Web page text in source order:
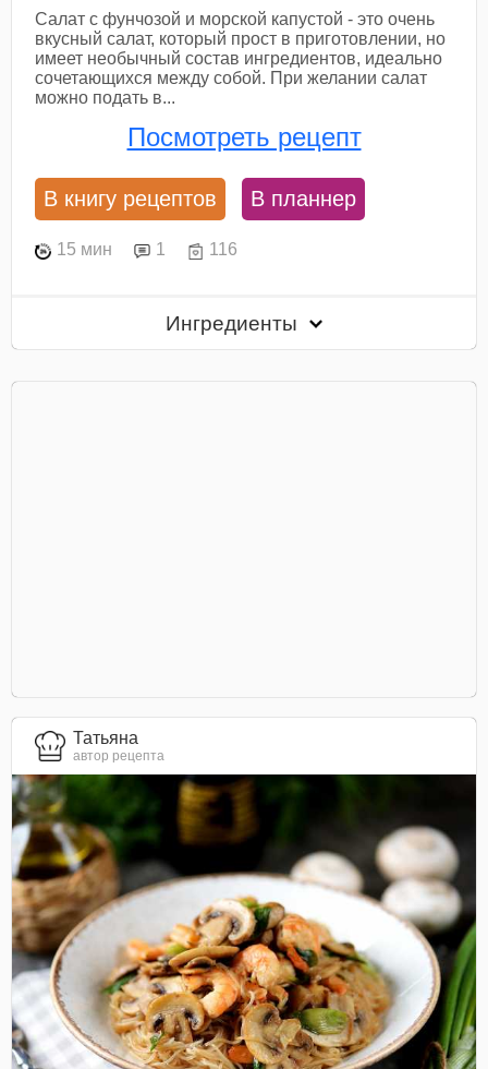
Салат с фунчозой и морской капустой - это очень
вкусный салат, который прост в приготовлении, но
имеет необычный состав ингредиентов, идеально
сочетающихся между собой. При желании салат
можно подать в...
Посмотреть рецепт
В книгу рецептов В планнер
15 мин 1 116
Ингредиенты
Татьяна
автор рецепта